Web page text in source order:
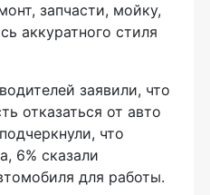
запчасти, мойку,
аккуратного стиля
заявили, что
отказаться от авто
что
6% сказали
для работы.